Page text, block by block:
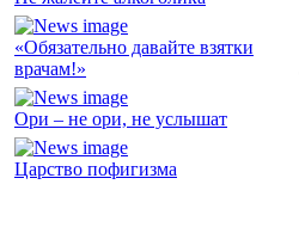
«Обязательно давайте взятки
врачам!»
Ори – не ори, не услышат
Царство пофигизма